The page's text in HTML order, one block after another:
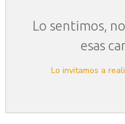
Lo sentimos,
esas
Lo invitamos a